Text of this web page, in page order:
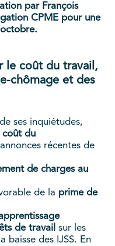
par François
CPME pour une
le coût du travail,
chômage et des
ses inquiétudes,
coût du
récentes de
de charges au
de la prime de
de travail sur les
baisse des IJSS. En